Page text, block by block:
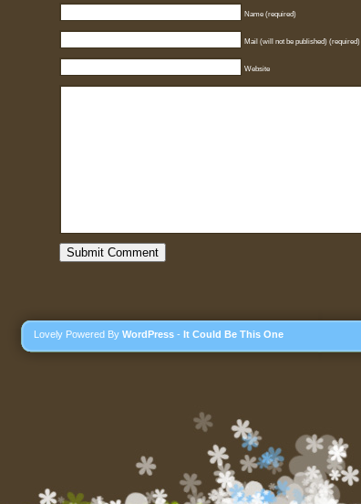
Name (required)
Mail (will not be published) (required)
Website
Lovely Powered By WordPress - It Could Be This One